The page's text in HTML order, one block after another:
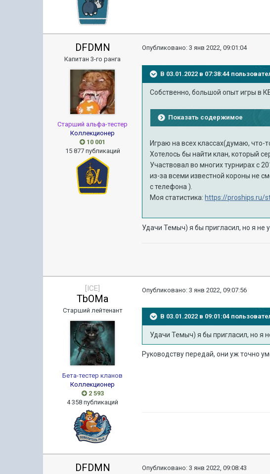
DFDMN
Капитан 3-го ранга
Старший альфа-тестер
Коллекционер
10 001
15 877 публикаций
Опубликовано:3 янв 2022, 09:01:04
В 03.01.2022 в 07:38:44
Собственно, большой опыт игры в
Показать содержимое
Играю на всех классах(думаю, что-
Хотелось бы найти клан, который
Участвовал во многих турнирах с
из-за всеми известной короны не
с телефона ).
Моя статистика: https://proships.ru/
Удачи Темыч) я бы пригласил, но я не
[ICE]
TbOMa
Старший лейтенант
Бета-тестер кланов
Коллекционер
2 593
4 358 публикаций
Опубликовано:3 янв 2022, 09:07:56
В 03.01.2022 в 09:01:04
Удачи Темыч) я бы пригласил, но я
Руководству передай, они уж точно
DFDMN Опубликовано:3 янв 2022, 09:08:43